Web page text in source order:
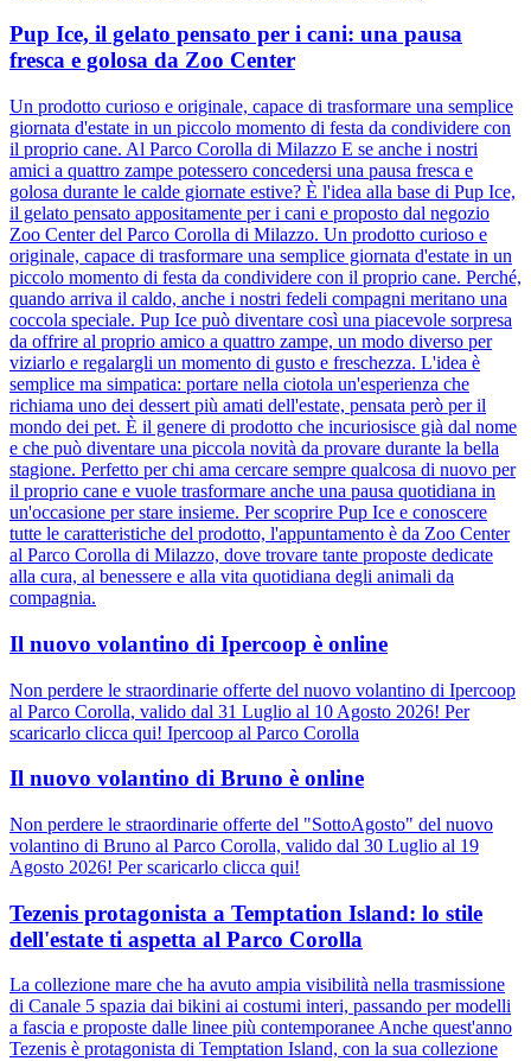
Pup Ice, il gelato pensato per i cani: una pausa
fresca e golosa da Zoo Center
Un prodotto curioso e originale, capace di trasformare una semplice
giornata d'estate in un piccolo momento di festa da condividere con
il proprio cane. Al Parco Corolla di Milazzo E se anche i nostri
amici a quattro zampe potessero concedersi una pausa fresca e
golosa durante le calde giornate estive? È l'idea alla base di Pup Ice,
il gelato pensato appositamente per i cani e proposto dal negozio
Zoo Center del Parco Corolla di Milazzo. Un prodotto curioso e
originale, capace di trasformare una semplice giornata d'estate in un
piccolo momento di festa da condividere con il proprio cane. Perché,
quando arriva il caldo, anche i nostri fedeli compagni meritano una
coccola speciale. Pup Ice può diventare così una piacevole sorpresa
da offrire al proprio amico a quattro zampe, un modo diverso per
viziarlo e regalargli un momento di gusto e freschezza. L'idea è
semplice ma simpatica: portare nella ciotola un'esperienza che
richiama uno dei dessert più amati dell'estate, pensata però per il
mondo dei pet. È il genere di prodotto che incuriosisce già dal nome
e che può diventare una piccola novità da provare durante la bella
stagione. Perfetto per chi ama cercare sempre qualcosa di nuovo per
il proprio cane e vuole trasformare anche una pausa quotidiana in
un'occasione per stare insieme. Per scoprire Pup Ice e conoscere
tutte le caratteristiche del prodotto, l'appuntamento è da Zoo Center
al Parco Corolla di Milazzo, dove trovare tante proposte dedicate
alla cura, al benessere e alla vita quotidiana degli animali da
compagnia.
Il nuovo volantino di Ipercoop è online
Non perdere le straordinarie offerte del nuovo volantino di Ipercoop
al Parco Corolla, valido dal 31 Luglio al 10 Agosto 2026! Per
scaricarlo clicca qui! Ipercoop al Parco Corolla
Il nuovo volantino di Bruno è online
Non perdere le straordinarie offerte del "SottoAgosto" del nuovo
volantino di Bruno al Parco Corolla, valido dal 30 Luglio al 19
Agosto 2026! Per scaricarlo clicca qui!
Tezenis protagonista a Temptation Island: lo stile
dell'estate ti aspetta al Parco Corolla
La collezione mare che ha avuto ampia visibilità nella trasmissione
di Canale 5 spazia dai bikini ai costumi interi, passando per modelli
a fascia e proposte dalle linee più contemporanee Anche quest'anno
Tezenis è protagonista di Temptation Island, con la sua collezione